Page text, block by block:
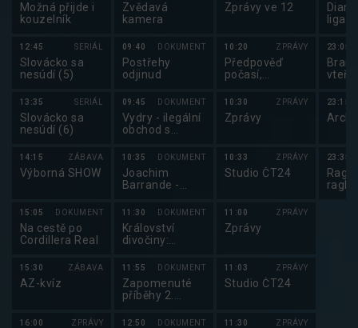
Možná přijde i
kouzelník
12:45 SERIÁL
Slovácko sa
nesúdí (5)
13:35 SERIÁL
Slovácko sa
nesúdí (6)
14:15 ZÁBAVA
Výborná SHOW
15:05 DOKUMENT
Na cestě po
Cordillera Real
15:30 ZÁBAVA
AZ-kvíz
16:00 ZPRÁVY
Zvědavá
kamera
09:40 DOKUMENT
Postřehy
odjinud
09:45 DOKUMENT
Vydry - ilegální
obchod s
zvířaty
10:35 DOKUMENT
Joachim
Barrande -
11:30 DOKUMENT
Království
divočiny:
11:55 DOKUMENT
Zapomenuté
příběhy 2.
(5/6)
12:50 DOKUMENT
Zprávy ve 12
10:20 ZPRÁVY
Předpověď
počasí,
zprávy
10:30 ZPRÁVY
Zprávy
10:33 ZPRÁVY
Studio ČT24
11:00 ZPRÁVY
Zprávy
11:03 ZPRÁVY
Studio ČT24
11:30 ZPRÁVY
liga
23:05
23:15
23:35
ragby